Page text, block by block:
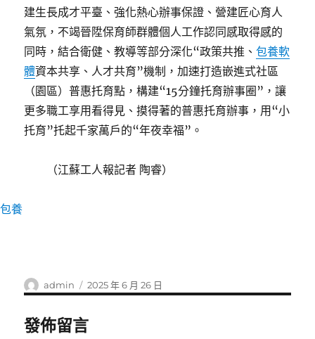
建生長成才平臺、強化熱心辦事保證、營建匠心育人
氣氛，不竭晉陞保育師群體個人工作認同感取得感的
同時，結合衛健、教導等部分深化“政策共推、包養軟
體資本共享、人才共育”機制，加速打造嵌進式社區
（園區）普惠托育點，構建“15分鐘托育辦事圈”，讓
更多職工享用看得見、摸得著的普惠托育辦事，用“小
托育”托起千家萬戶的“年夜幸福”。
（江蘇工人報記者 陶睿）
包養
作
者
admin
發
佈
2025 年 6 月 26 日
發佈留言